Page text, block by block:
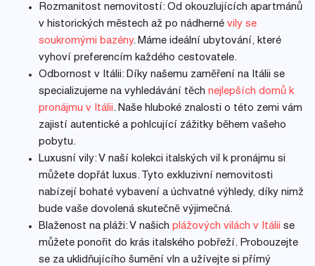
Rozmanitost nemovitostí: Od okouzlujících apartmánů
v historických městech až po nádherné vily se
soukromými bazény. Máme ideální ubytování, které
vyhoví preferencím každého cestovatele.
Odbornost v Itálii: Díky našemu zaměření na Itálii se
specializujeme na vyhledávání těch nejlepších domů k
pronájmu v Itálii. Naše hluboké znalosti o této zemi vám
zajistí autentické a pohlcující zážitky během vašeho
pobytu.
Luxusní vily: V naší kolekci italských vil k pronájmu si
můžete dopřát luxus. Tyto exkluzivní nemovitosti
nabízejí bohaté vybavení a úchvatné výhledy, díky nimž
bude vaše dovolená skutečně výjimečná.
Blaženost na pláži: V našich plážových vilách v Itálii se
můžete ponořit do krás italského pobřeží. Probouzejte
se za uklidňujícího šumění vln a užívejte si přímý